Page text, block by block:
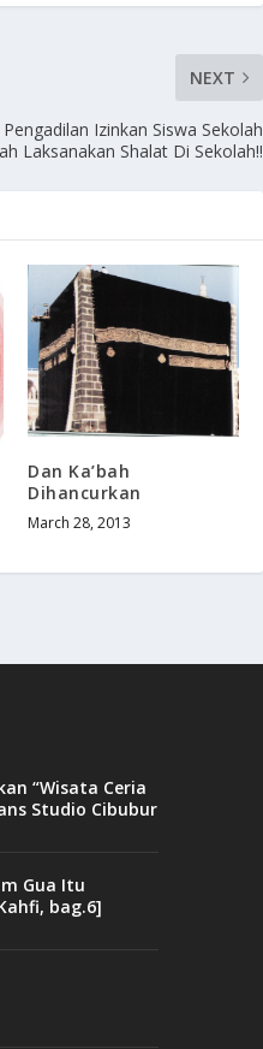
NEXT
Izinkan Siswa Sekolah
Laksanakan Shalat Di Sekolah!!
Dan Ka’bah
Dihancurkan
March 28, 2013
“Wisata Ceria
Studio Cibubur
Gua Itu
bag.6]